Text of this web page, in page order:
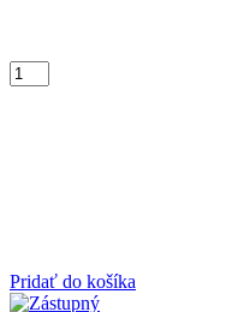
Pridať do košíka